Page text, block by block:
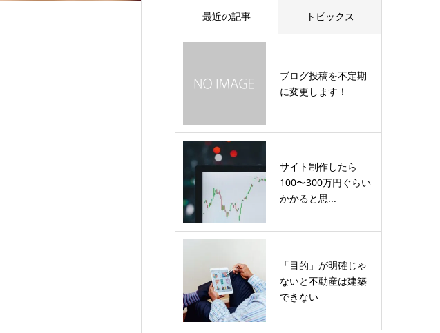
最近の記事 トピックス
ブログ投稿を不定期
に変更します！
サイト制作したら
100〜300万円ぐらい
かかると思...
「目的」が明確じゃ
ないと不動産は建築
できない